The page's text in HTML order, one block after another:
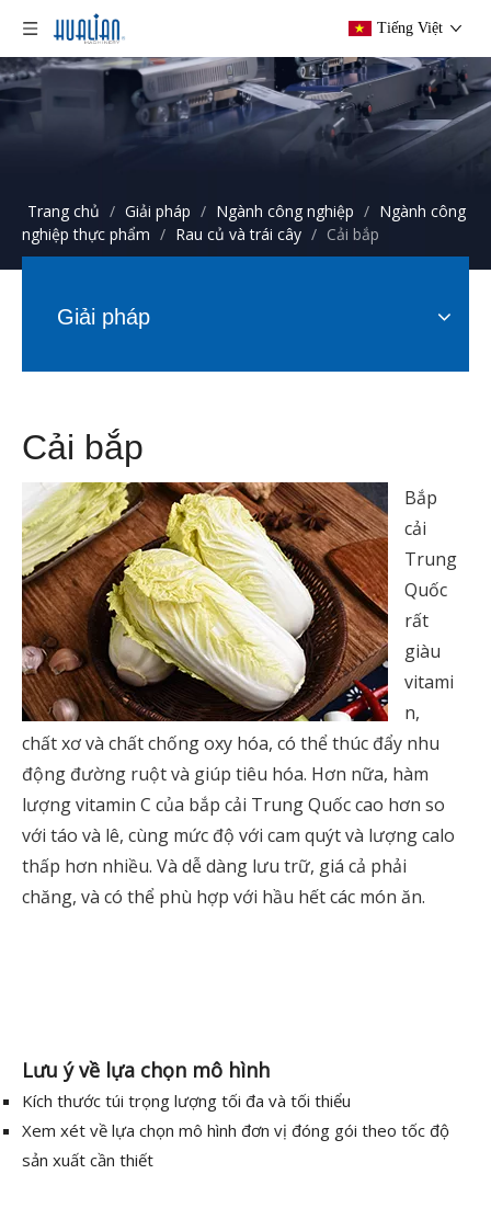
Tiếng Việt
Trang chủ / Giải pháp / Ngành công nghiệp / Ngành công
nghiệp thực phẩm / Rau củ và trái cây / Cải bắp
Giải pháp
Cải bắp
Bắp
cải
Trung
Quốc
rất
giàu
vitami
n,
chất xơ và chất chống oxy hóa, có thể thúc đẩy nhu
động đường ruột và giúp tiêu hóa. Hơn nữa, hàm
lượng vitamin C của bắp cải Trung Quốc cao hơn so
với táo và lê, cùng mức độ với cam quýt và lượng calo
thấp hơn nhiều. Và dễ dàng lưu trữ, giá cả phải
chăng, và có thể phù hợp với hầu hết các món ăn.
Lưu ý về lựa chọn mô hình
Kích thước túi trọng lượng tối đa và tối thiểu
Xem xét về lựa chọn mô hình đơn vị đóng gói theo tốc độ
sản xuất cần thiết